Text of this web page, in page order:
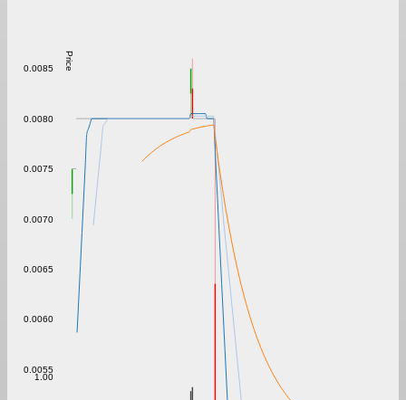
Price
0.0055
0.0060
0.0065
0.0070
0.0075
0.0080
0.0085
1.00